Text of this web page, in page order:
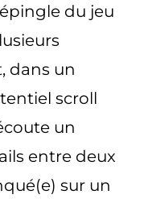
du jeu
dans un
scroll
un
entre deux
sur un